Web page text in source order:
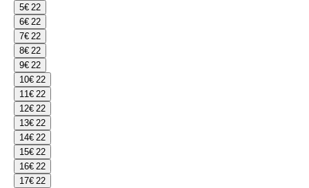
5€ 22
6€ 22
7€ 22
8€ 22
9€ 22
10€ 22
11€ 22
12€ 22
13€ 22
14€ 22
15€ 22
16€ 22
17€ 22